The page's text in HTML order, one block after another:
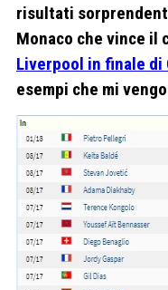
risultati
Monaco che vince il
Liverpool in finale di
esempi che mi